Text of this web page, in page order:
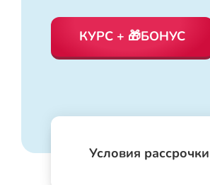
КУРС + 🎁БОНУС
Условия рассрочки